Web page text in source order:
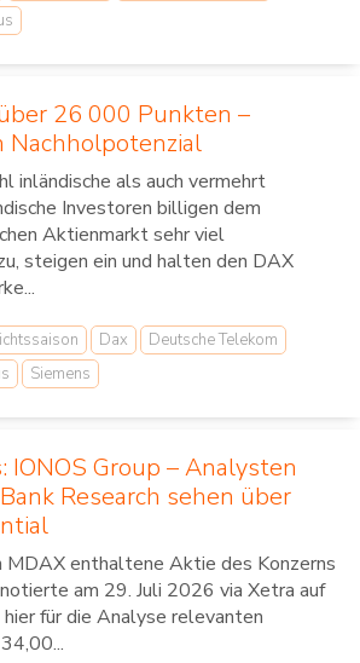
26 000 Punkten –
Nachholpotenzial
inländische als auch vermehrt
Investoren billigen dem
Aktienmarkt sehr viel
steigen ein und halten den DAX
Dax
Deutsche Telekom
Siemens
IONOS Group – Analysten
Research sehen über
MDAX enthaltene Aktie des Konzerns
am 29. Juli 2026 via Xetra auf
hier für die Analyse relevanten